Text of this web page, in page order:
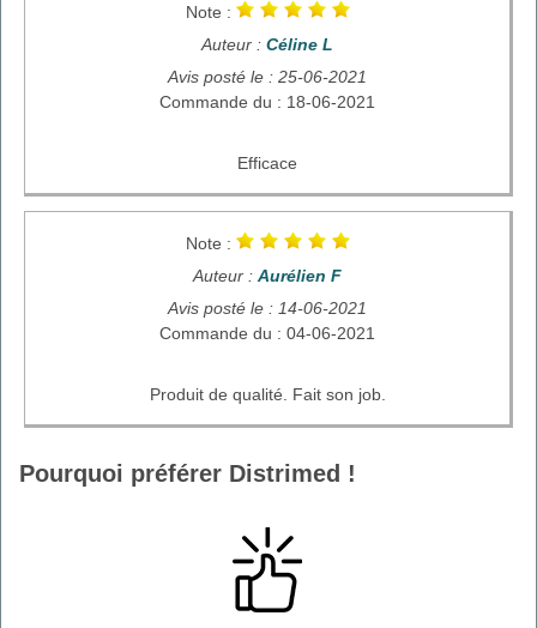
Note :
Auteur : Céline L
Avis posté le : 25-06-2021
Commande du : 18-06-2021
Efficace
Note :
Auteur : Aurélien F
Avis posté le : 14-06-2021
Commande du : 04-06-2021
Produit de qualité. Fait son job.
Pourquoi préférer Distrimed !